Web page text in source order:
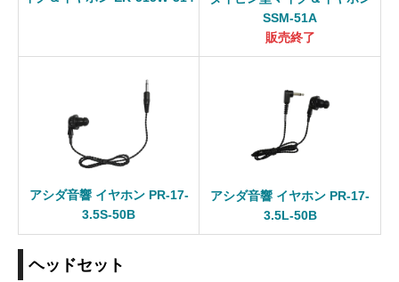
SSM-51A
販売終了
アシダ音響 イヤホン PR-17-
3.5S-50B
アシダ音響 イヤホン PR-17-
3.5L-50B
ヘッドセット